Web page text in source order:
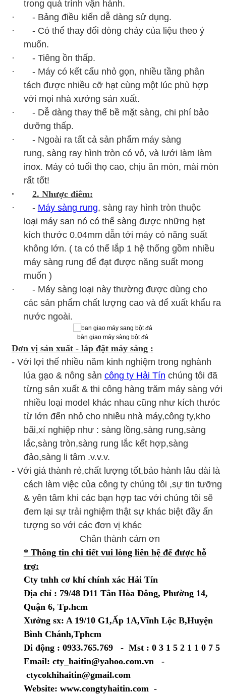
trong quá trình vận hành.
· - Bảng điều kiển dễ dàng sử dụng.
· - Có thể thay đổi dòng chảy của liệu theo ý
muốn.
· - Tiêng ồn thấp.
· - Máy có kết cấu nhỏ gọn, nhiều tầng phân
tách được nhiều cỡ hạt cùng một lúc phù hợp
với mọi nhà xưởng sản xuất.
· - Dễ dàng thay thế bề mặt sàng, chi phí bảo
dưỡng thấp.
· - Ngoài ra tất cả sản phẩm máy sàng
rung, sàng ray hình tròn có vỏ, và lưới làm làm
inox. Máy có tuổi thọ cao, chịu ăn mòn, mài mòn
rất tốt!
· 2. Nhược điêm:
· - Máy sàng rung, sàng ray hình tròn thuộc
loại máy san nó có thể sàng được những hạt
kích thước 0.04mm dẫn tới máy có năng suất
không lớn. ( ta có thể lắp 1 hệ thống gồm nhiều
máy sàng rung để đạt được năng suất mong
muốn )
· - Máy sàng loại này thường được dùng cho
các sản phẩm chất lượng cao và để xuất khẩu ra
nước ngoài.
bàn giao máy sàng bột đá
Đơn vị sản xuất - lắp đặt máy sàng :
- Với lợi thế nhiều năm kinh nghiệm trong nghành
lúa gạo & nông sản công ty Hải Tín chúng tôi đã
từng sản xuất & thi công hàng trăm máy sàng với
nhiều loại model khác nhau cũng như kích thưóc
từ lớn đến nhỏ cho nhiều nhà máy,công ty,kho
bãi,xí nghiệp như : sàng lồng,sàng rung,sàng
lắc,sàng tròn,sàng rung lắc kết hợp,sàng
đảo,sàng li tâm .v.v.v.
- Với giá thành rẻ,chất lượng tốt,bảo hành lâu dài là
cách làm việc của công ty chúng tôi ,sự tin tưỡng
& yên tâm khi các bạn hợp tac với chúng tôi sẽ
đem lại sự trải nghiệm thật sự khác biệt đầy ấn
tượng so với các đơn vị khác
Chân thành cám ơn
* Thông tin chi tiết vui lòng liên hệ để được hỗ
trợ:
Cty tnhh cơ khí chính xác Hải Tín
Địa chỉ : 79/48 D11 Tân Hòa Đông, Phường 14,
Quận 6, Tp.hcm
Xưởng sx: A 19/10 G1,Ấp 1A,Vĩnh Lộc B,Huyện
Bình Chánh,Tphcm
Di động : 0933.765.769 - Mst : 0 3 1 5 2 1 1 0 7 5
Email: cty_haitin@yahoo.com.vn -
ctycokhihaitin@gmail.com
Website: www.congtyhaitin.com -